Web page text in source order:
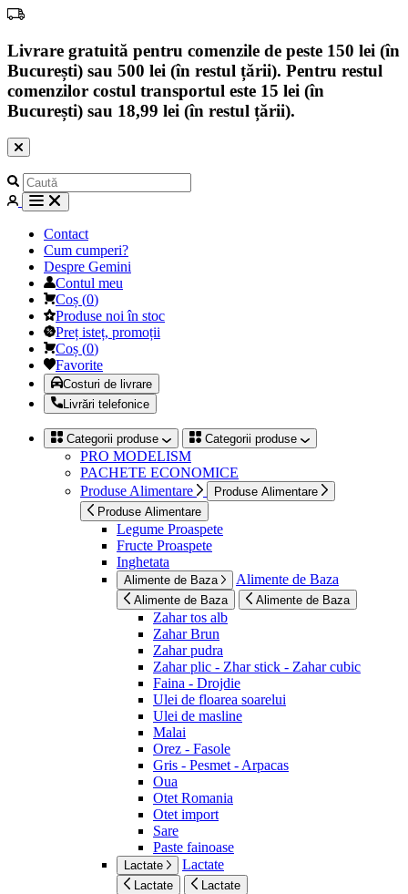
Livrare gratuită pentru comenzile de peste 150 lei (în
București) sau 500 lei (în restul țării). Pentru restul
comenzilor costul transportul este 15 lei (în
București) sau 18,99 lei (în restul țării).
Contact
Cum cumperi?
Despre Gemini
Contul meu
Coș (0)
Produse noi în stoc
Preț isteț, promoții
Coș (0)
Favorite
Costuri de livrare
Livrări telefonice
Categorii produse Categorii produse
PRO MODELISM
PACHETE ECONOMICE
Produse Alimentare
Produse Alimentare
Produse Alimentare
Legume Proaspete
Fructe Proaspete
Inghetata
Alimente de Baza Alimente de Baza
Alimente de Baza Alimente de Baza
Zahar tos alb
Zahar Brun
Zahar pudra
Zahar plic - Zhar stick - Zahar cubic
Faina - Drojdie
Ulei de floarea soarelui
Ulei de masline
Malai
Orez - Fasole
Gris - Pesmet - Arpacas
Oua
Otet Romania
Otet import
Sare
Paste fainoase
Lactate Lactate
Lactate Lactate